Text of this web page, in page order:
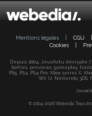
Mentions légales CGU
Cookies
Depuis 2004, JeuxActu décrypte
Sorties, previews, gameplay,
PS5, PS4, PS4 Pro, Xbox series X,
Wii U, Nintendo 3DS,
© 2004-2026 Webedia. Tous